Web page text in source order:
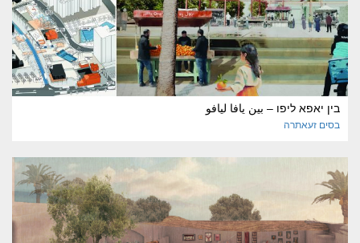
בין יאפא ליפו – بين يافا ليافو
בסים זעאתרה